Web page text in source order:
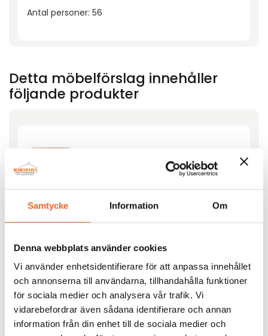
Samtycke Information Om
Denna webbplats använder cookies
Vi använder enhetsidentifierare för att anpassa innehållet
och annonserna till användarna, tillhandahålla funktioner
för sociala medier och analysera vår trafik. Vi
vidarebefordrar även sådana identifierare och annan
information från din enhet till de sociala medier och
Antal personer: 56
Detta möbelförslag innehåller
följande produkter
Hyrespris:
Montagepris: 54,00
Lägg till